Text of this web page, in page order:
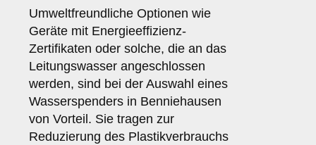
Umweltfreundliche Optionen wie
Geräte mit Energieeffizienz-
Zertifikaten oder solche, die an das
Leitungswasser angeschlossen
werden, sind bei der Auswahl eines
Wasserspenders in Benniehausen
von Vorteil. Sie tragen zur
Reduzierung des Plastikverbrauchs